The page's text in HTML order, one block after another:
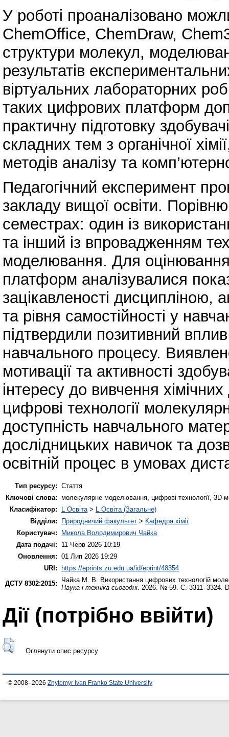
У роботі проаналізовано
ChemOffice, ChemDraw,
структури молекул,
результатів
віртуальних лабораторних
таких цифрових платформ
практичну підготовку
складних тем з органічної
методів аналізу та
Педагогічний експеримент
закладу вищої освіти.
семестрах: один із
та інший із впровадженням
моделювання. Для оцінювання
платформ аналізувалися
зацікавленості дисципліною,
та рівня самостійності у
підтвердили позитивний
навчального процесу.
мотивації та активності
інтересу до вивчення
цифрові технології
доступність навчального
дослідницьких навичок та
освітній процес в умовах
Тип ресурсу: Стаття
Ключові слова: молекулярне моделювання, цифрові технології, 3D-
Класифікатор:
L Освіта> L Освіта (Загальне)
Відділи:
Природничий факультет > Кафедра хімії
Користувач:
Микола Володимирович Чайка
Дата подачі:
11 Черв 2026 10:19
Оновлення: 01 Лип 2026 19:29
URI:
https://eprints.zu.edu.ua/id/eprint/48354
ДСТУ 8302:2015:
Чайка М. В. Використання цифрових технологій
Наука і техніка сьогодні. 2026. № 59. С. 3311–3324.
Дії ​​(потрібно ввійти)
Оглянути опис ресурсу
© 2008–2026 Zhytomyr Ivan Franko State University